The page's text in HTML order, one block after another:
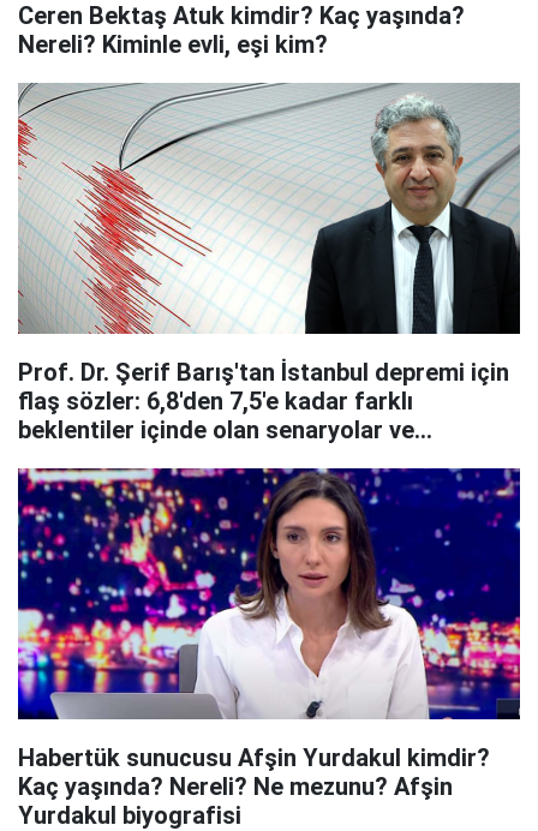
Ceren Bektaş Atuk kimdir? Kaç yaşında?
Nereli? Kiminle evli, eşi kim?
Prof. Dr. Şerif Barış'tan İstanbul depremi için
flaş sözler: 6,8'den 7,5'e kadar farklı
beklentiler içinde olan senaryolar ve
Habertük sunucusu Afşin Yurdakul kimdir?
Kaç yaşında? Nereli? Ne mezunu? Afşin
Yurdakul biyografisi